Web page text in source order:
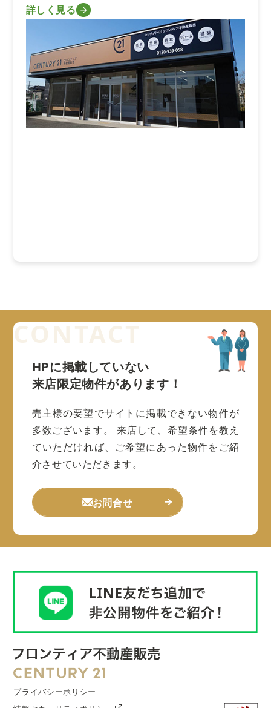
詳しく見る
HPに掲載していない
来店限定物件があります！
売主様の要望でサイトに掲載できない物件が
多数ございます。
来店して、希望条件を教え
ていただければ、ご希望にあった物件をご紹
介させていただきます。
お問合せ
プライバシーポリシー